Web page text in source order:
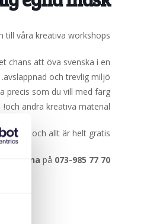
till våra kreativa workshops!
chans att öva svenska i en
avslappnad och trevlig miljö.
precis som du vill med färg
och andra kreativa material!
på fika och allt är helt gratis!
Iryna på 073-985 77 70